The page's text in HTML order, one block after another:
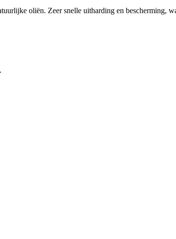
oliën. Zeer snelle uitharding en bescherming,